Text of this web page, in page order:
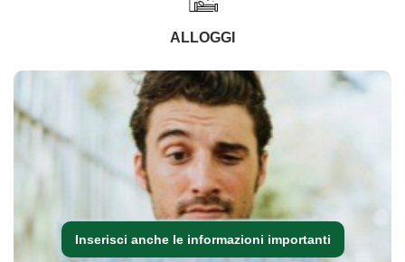
ALLOGGI
Inserisci anche le informazioni importanti